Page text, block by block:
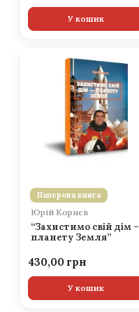
У кошик
Паперова книга
Юрій Корнєв
“Захистимо свій дім –
планету Земля”
430,00
У кошик